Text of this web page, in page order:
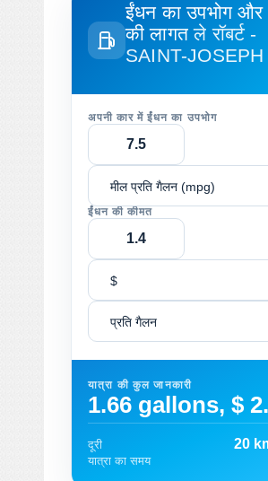
ईंधन का उपभोग और
की लागतले रॉबर्ट -
SAINT-JOSEPH
अपनी कार में ईंधन का उपभोग
मील प्रति गैलन (mpg)
ईंधन की कीमत
$
प्रति गैलन
यात्रा की कुल जानकारी
1.66 gallons, $
दूरी 20
यात्रा का समय